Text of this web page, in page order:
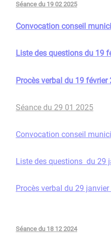
Séance du 19 02 2025
Convocation conseil
Liste des questions du 19
Procès verbal du 19 février
Séance du 29 01 2025
Convocation conseil
Liste des questions du 29
Procès verbal du 29
Séance du 18 12 2024